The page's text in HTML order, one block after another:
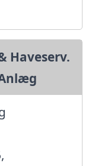
Haveserv.